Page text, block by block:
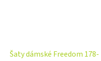
Šaty dámské Freedom 178-